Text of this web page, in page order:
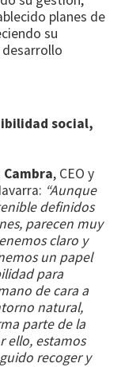
planes de
su
desarrollo
social,
, CEO y
“Aunque
definidos
parecen muy
claro y
un papel
para
de cara a
natural,
parte de la
ello, estamos
recoger y